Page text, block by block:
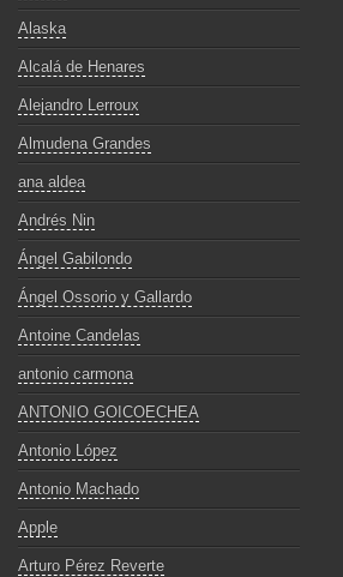
Alaska
Alcalá de Henares
Alejandro Lerroux
Almudena Grandes
ana aldea
Andrés Nin
Ángel Gabilondo
Ángel Ossorio y Gallardo
Antoine Candelas
antonio carmona
ANTONIO GOICOECHEA
Antonio López
Antonio Machado
Apple
Arturo Pérez Reverte